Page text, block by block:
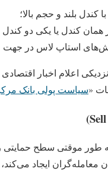
بلند و حجم بالا؛
کندل یا یکی دو کندل
استاپ‌ لاس در جهت
اعلام اخبار
«سیاست پولی بانک
به‌ طور موقتی سطح
معامله‌گران ایجاد